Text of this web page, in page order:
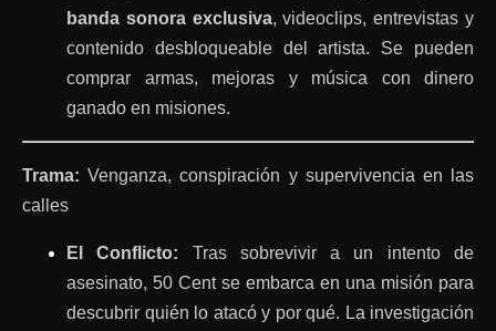
banda sonora exclusiva, videoclips, entrevistas y
contenido desbloqueable del artista. Se pueden
comprar armas, mejoras y música con dinero
ganado en misiones.
Trama: Venganza, conspiración y supervivencia en las
calles
El Conflicto: Tras sobrevivir a un intento de
asesinato, 50 Cent se embarca en una misión para
descubrir quién lo atacó y por qué. La investigación